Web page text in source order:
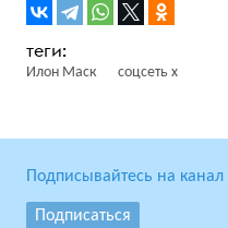
Илон Маск соцсеть x
Подписывайтесь на канал
Подписаться